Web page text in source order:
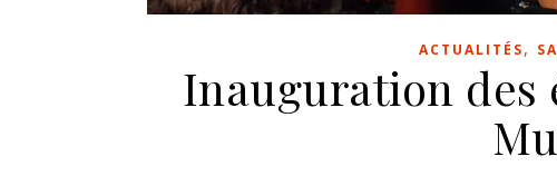
ACTUALITÉS,
Inauguration des